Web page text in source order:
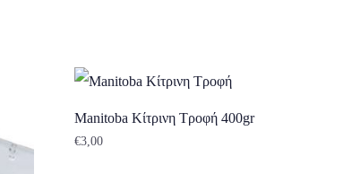
Manitoba Κίτρινη Τροφή 400gr
€3,00